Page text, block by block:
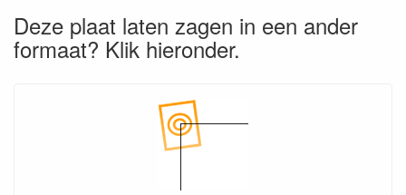
Deze plaat laten zagen in een ander
formaat? Klik hieronder.